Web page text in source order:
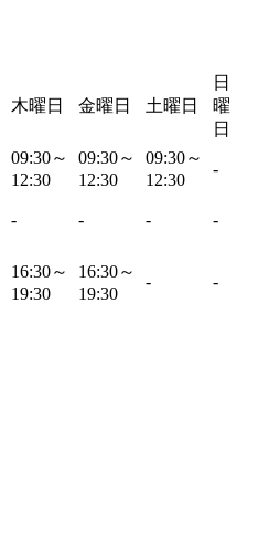
木曜日 金曜日 土曜日
日
曜
日
09:30～
12:30
09:30～
12:30
09:30～
12:30
-
- - - -
16:30～
19:30
16:30～
19:30
- -